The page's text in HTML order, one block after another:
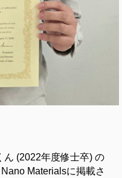
ん (2022年度修士卒) の
Materialsに掲載さ